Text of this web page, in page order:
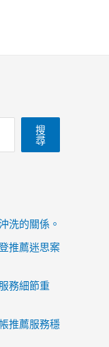
搜
尋
洗的關係。
推薦迷思案
務細節重
推薦服務穩